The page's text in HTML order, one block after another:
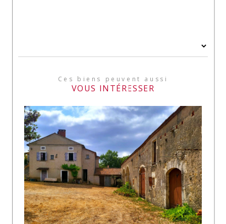
Ces biens peuvent aussi
VOUS INTÉRESSER